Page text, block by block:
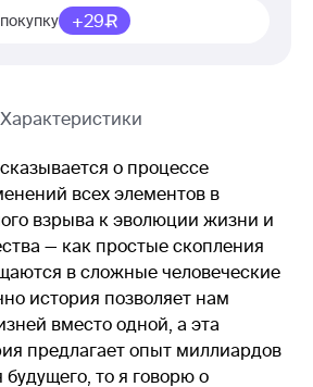
+29
Характеристики
о процессе
всех элементов в
взрыва к эволюции жизни и
— как простые скопления
в сложные человеческие
история позволяет нам
вместо одной, а эта
предлагает опыт миллиардов
будущего, то я говорю о